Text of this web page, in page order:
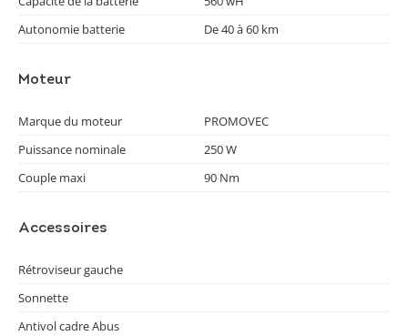
Autonomie batterie
De 40 à 60 km
Moteur
Marque du moteur
PROMOVEC
Puissance nominale
250 W
Couple maxi
90 Nm
Accessoires
Rétroviseur gauche
Sonnette
Antivol cadre Abus